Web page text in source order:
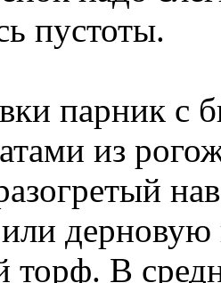
пустоты.
парник с
из
дерновую
торф. В